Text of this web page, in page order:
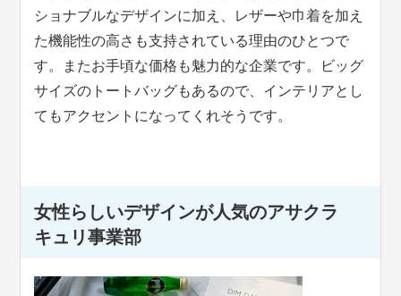
ショナブルなデザインに加え、レザーや巾着を加え
た機能性の高さも支持されている理由のひとつで
す。またお手頃な価格も魅力的な企業です。ビッグ
サイズのトートバッグもあるので、インテリアとし
てもアクセントになってくれそうです。
女性らしいデザインが人気のアサクラ
キュリ事業部